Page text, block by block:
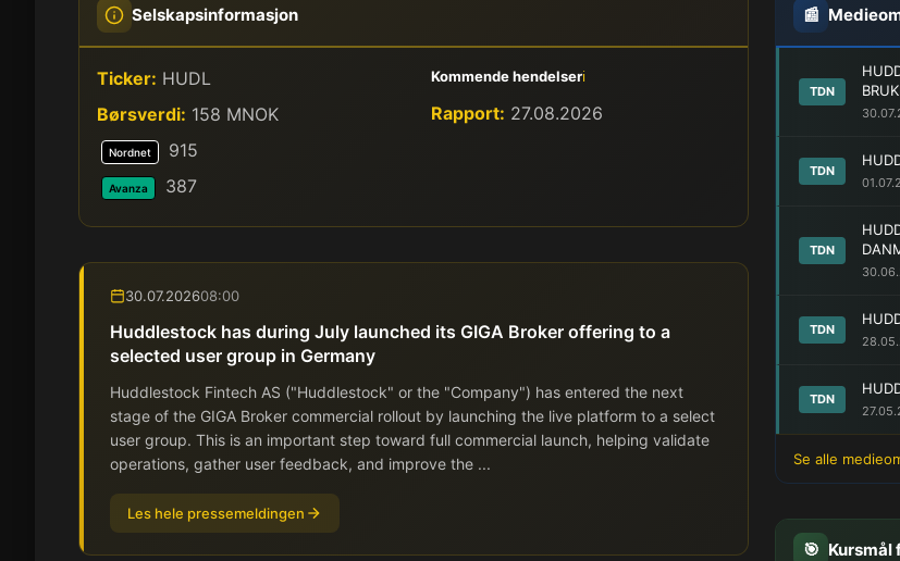
Selskapsinformasjon
Ticker: HUDL
Børsverdi: 158 MNOK
Nordnet 915
Avanza 387
Kommende hendelserℹ️
Rapport: 27.08.2026
30.07.202608:00
Huddlestock has during July launched its GIGA Broker offering to a
selected user group in Germany
Huddlestock Fintech AS ("Huddlestock" or the "Company") has entered the next
stage of the GIGA Broker commercial rollout by launching the live platform to a select
user group. This is an important step toward full commercial launch, helping validate
operations, gather user feedback, and improve the ...
Les hele pressemeldingen
📰
TDN
TDN
TDN
TDN
TDN
Se alle
🎯 Kursmål